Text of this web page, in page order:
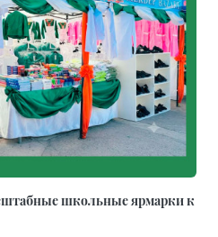
школьные ярмарки к